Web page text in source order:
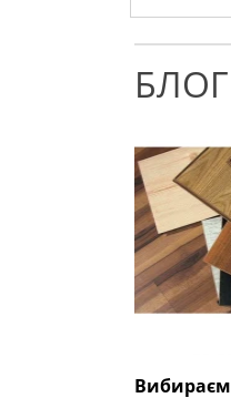
БЛОГ